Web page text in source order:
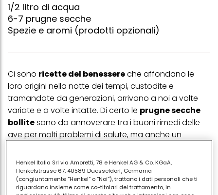
1/2 litro di acqua
6-7 prugne secche
Spezie e aromi (prodotti opzionali)
Ci sono ricette del benessereche affondano le
loro origini nella notte dei tempi, custodite e
tramandate da generazioni, arrivano a noi a volte
variate e a volte intatte. Di certo le prugne secche
bollitesono da annoverare tra i buoni rimedi delle
ave per molti problemi di salute, ma anche un
L’uso di questo prodotto è infatti duplice, in quanto
come rimedio anti stipsi, o anche contro la
digestione lentae per depurare il fegato, si usa il
Henkel Italia Srl via Amoretti, 78 e Henkel AG & Co. KGaA,
Henkelstrasse 67, 40589 Duesseldorf, Germania
(congiuntamente “Henkel” o “Noi”), trattano i dati personali che ti
riguardano insieme come co-titolari del trattamento, in